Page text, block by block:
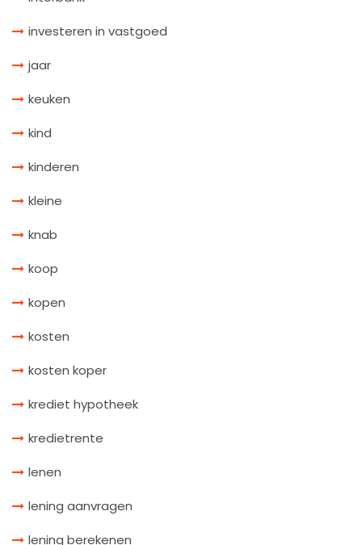
investeren in vastgoed
jaar
keuken
kind
kinderen
kleine
knab
koop
kopen
kosten
kosten koper
krediet hypotheek
kredietrente
lenen
lening aanvragen
lening berekenen